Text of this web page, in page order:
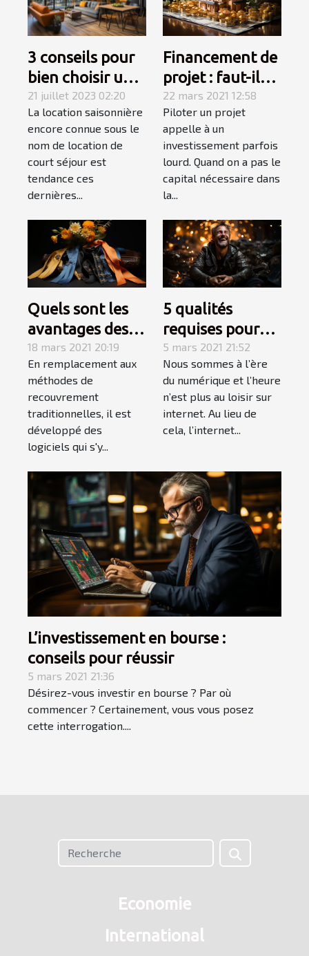
3 conseils pour
bien choisir une
location de
court séjour
21 juillet 2023 02:20
La location saisonnière
encore connue sous le
nom de location de
court séjour est
tendance ces
dernières...
Financement de
projet : faut-il
contracter un
crédit ?
22 mars 2021 12:58
Piloter un projet
appelle à un
investissement parfois
lourd. Quand on a pas le
capital nécessaire dans
la...
Quels sont les
avantages des
logiciels de
recouvrement ?
18 mars 2021 20:19
En remplacement aux
méthodes de
recouvrement
traditionnelles, il est
développé des
logiciels qui s'y...
5 qualités
requises pour
réussir à gagner
de l’argent sur
internet
5 mars 2021 21:52
Nous sommes à l’ère
du numérique et l’heure
n’est plus au loisir sur
internet. Au lieu de
cela, l’internet...
L’investissement en bourse :
conseils pour réussir
5 mars 2021 21:36
Désirez-vous investir en bourse ? Par où
commencer ? Certainement, vous vous posez
cette interrogation....
Economie
International